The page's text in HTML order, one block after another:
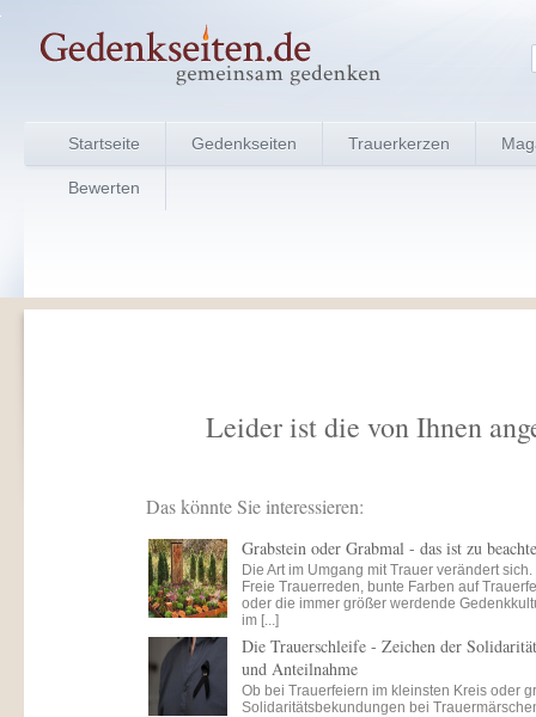
Startseite Gedenkseiten Trauerkerzen
Bewerten
Leider ist die von Ihnen
Das könnte Sie interessieren:
Grabstein oder Grabmal - das ist zu
Die Art im Umgang mit Trauer verändert sich.
Freie Trauerreden, bunte Farben auf
oder die immer größer werdende
im [...]
Die Trauerschleife - Zeichen der Solidarität
und Anteilnahme
Ob bei Trauerfeiern im kleinsten Kreis oder
Solidaritätsbekundungen bei